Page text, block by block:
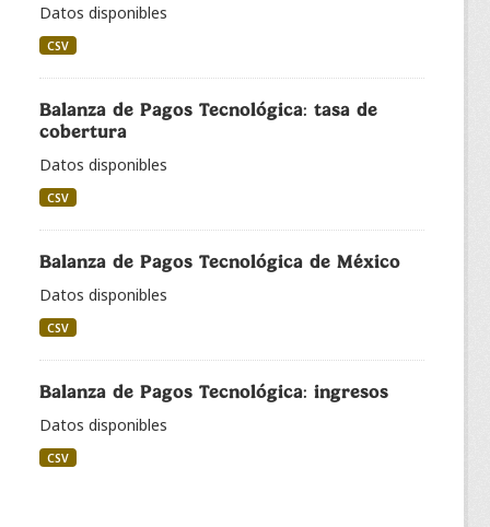
Datos disponibles
CSV
Balanza de Pagos Tecnológica: tasa de
cobertura
Datos disponibles
CSV
Balanza de Pagos Tecnológica de México
Datos disponibles
CSV
Balanza de Pagos Tecnológica: ingresos
Datos disponibles
CSV